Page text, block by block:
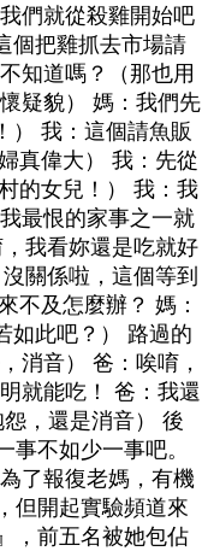
們就從殺雞開始吧
個把雞抓去市場請
知道嗎？（那也用
疑貌） 媽：我們先
） 我：這個請魚販
真偉大） 我：先從
的女兒！） 我：我
最恨的家事之一就
我看妳還是吃就好
關係啦，這個等到
不及怎麼辦？ 媽：
如此吧？） 路過的
消音） 爸：唉唷，
就能吃！ 爸：我還
，還是消音） 後
不如少一事吧。
了報復老媽，有機
但開起實驗頻道來
，前五名被她包佔